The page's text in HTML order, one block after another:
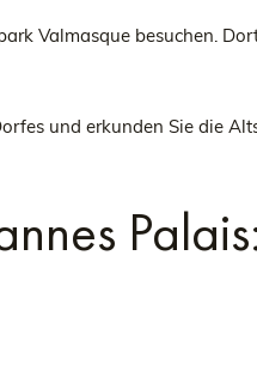
Valmasque besuchen.
und erkunden Sie die